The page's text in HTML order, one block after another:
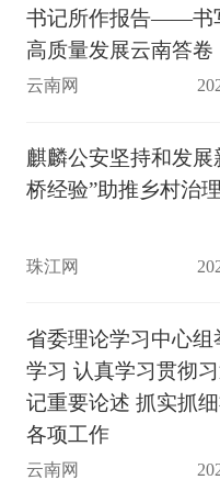
书记所作报告——书
高质量发展云南答卷
云南网
麒麟公安坚持和发展
桥经验”助推乡村治
珠江网
省委理论学习中心组
学习 认真学习贯彻
记重要论述 抓实抓
各项工作
云南网